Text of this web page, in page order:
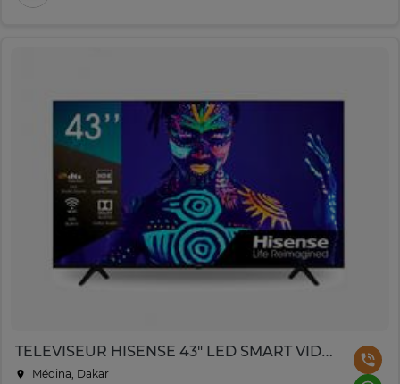
TELEVISEUR HISENSE 43" LED SMART VIDAA 4K 43A4Q
Médina, Dakar